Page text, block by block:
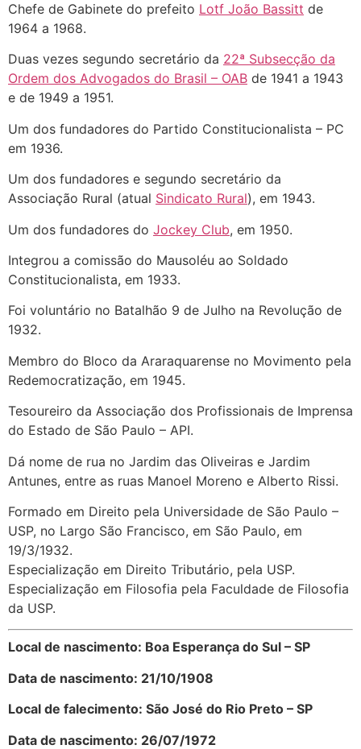
Chefe de Gabinete do prefeito Lotf João Bassitt de
1964 a 1968.
Duas vezes segundo secretário da 22ª Subsecção da
Ordem dos Advogados do Brasil – OAB de 1941 a 1943
e de 1949 a 1951.
Um dos fundadores do Partido Constitucionalista – PC
em 1936.
Um dos fundadores e segundo secretário da
Associação Rural (atual Sindicato Rural), em 1943.
Um dos fundadores do Jockey Club, em 1950.
Integrou a comissão do Mausoléu ao Soldado
Constitucionalista, em 1933.
Foi voluntário no Batalhão 9 de Julho na Revolução de
1932.
Membro do Bloco da Araraquarense no Movimento pela
Redemocratização, em 1945.
Tesoureiro da Associação dos Profissionais de Imprensa
do Estado de São Paulo – API.
Dá nome de rua no Jardim das Oliveiras e Jardim
Antunes, entre as ruas Manoel Moreno e Alberto Rissi.
Formado em Direito pela Universidade de São Paulo –
USP, no Largo São Francisco, em São Paulo, em
19/3/1932.
Especialização em Direito Tributário, pela USP.
Especialização em Filosofia pela Faculdade de Filosofia
da USP.
Local de nascimento: Boa Esperança do Sul – SP
Data de nascimento: 21/10/1908
Local de falecimento: São José do Rio Preto – SP
Data de nascimento: 26/07/1972